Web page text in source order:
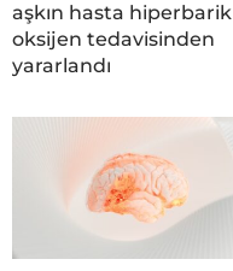
aşkın hasta hiperbarik
oksijen tedavisinden
yararlandı